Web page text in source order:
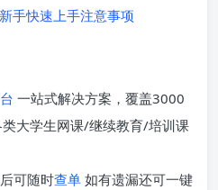
新手快速上手注意事项
一站式解决方案，覆盖3000
大学生网课/继续教育/培训课
可随时查单 如有遗漏还可一键